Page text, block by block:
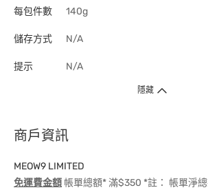
每包件數 140g
儲存方式 N/A
提示 N/A
隱藏
商戶資訊
MEOW9 LIMITED
免運費金額 帳單總額* 滿$350 *註： 帳單淨